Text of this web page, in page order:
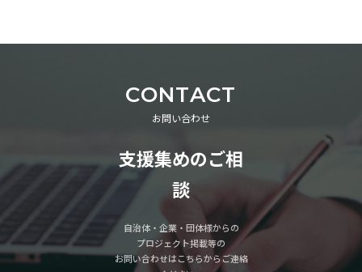
CONTACT
お問い合わせ
支援集めのご相
談
自治体・企業・団体様からの
プロジェクト掲載等の
お問い合わせはこちらからご連絡